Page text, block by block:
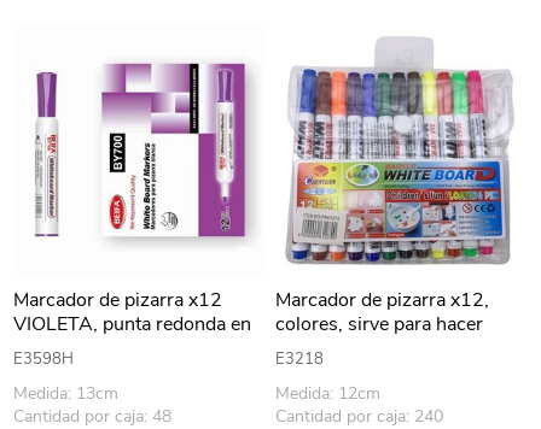
Marcador de pizarra x12
VIOLETA, punta redonda en
caja BEIFA
E3598H
Medida: 13cm
Cantidad por caja: 48
Marcador de pizarra x12,
colores, sirve para hacer
figuras flotantes en el agua,
en estuche de PVC
E3218
Medida: 12cm
Cantidad por caja: 240